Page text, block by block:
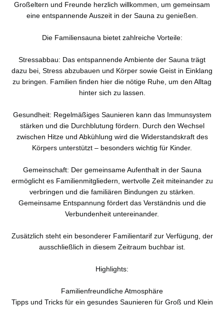
Großeltern und Freunde herzlich willkommen, um gemeinsam
eine entspannende Auszeit in der Sauna zu genießen.
Die Familiensauna bietet zahlreiche Vorteile:
Stressabbau: Das entspannende Ambiente der Sauna trägt
dazu bei, Stress abzubauen und Körper sowie Geist in Einklang
zu bringen. Familien finden hier die nötige Ruhe, um den Alltag
hinter sich zu lassen.
Gesundheit: Regelmäßiges Saunieren kann das Immunsystem
stärken und die Durchblutung fördern. Durch den Wechsel
zwischen Hitze und Abkühlung wird die Widerstandskraft des
Körpers unterstützt – besonders wichtig für Kinder.
Gemeinschaft: Der gemeinsame Aufenthalt in der Sauna
ermöglicht es Familienmitgliedern, wertvolle Zeit miteinander zu
verbringen und die familiären Bindungen zu stärken.
Gemeinsame Entspannung fördert das Verständnis und die
Verbundenheit untereinander.
Zusätzlich steht ein besonderer Familientarif zur Verfügung, der
ausschließlich in diesem Zeitraum buchbar ist.
Highlights:
Familienfreundliche Atmosphäre
Tipps und Tricks für ein gesundes Saunieren für Groß und Klein